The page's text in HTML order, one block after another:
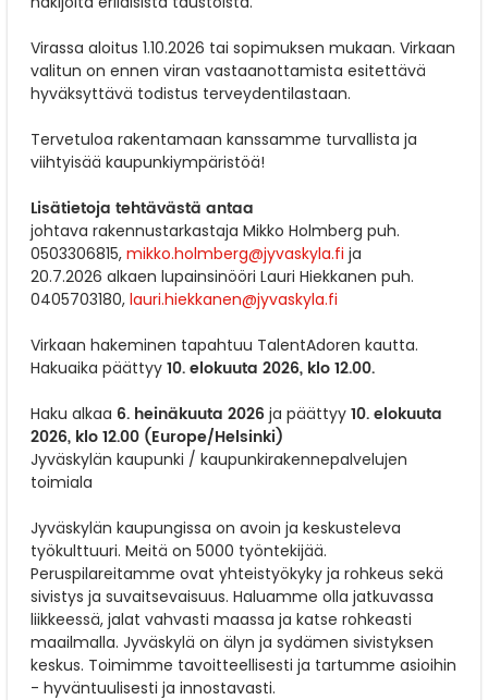
Virassa aloitus 1.10.2026 tai sopimuksen mukaan. Virkaan
valitun on ennen viran vastaanottamista esitettävä
hyväksyttävä todistus terveydentilastaan.
Tervetuloa rakentamaan kanssamme turvallista ja
viihtyisää kaupunkiympäristöä!
Lisätietoja tehtävästä antaa
johtava rakennustarkastaja Mikko Holmberg puh.
0503306815, mikko.holmberg@jyvaskyla.fi ja
20.7.2026 alkaen lupainsinööri Lauri Hiekkanen puh.
0405703180, lauri.hiekkanen@jyvaskyla.fi
Virkaan hakeminen tapahtuu TalentAdoren kautta.
Hakuaika päättyy 10. elokuuta 2026, klo 12.00.
Haku alkaa 6. heinäkuuta 2026 ja päättyy 10. elokuuta
2026, klo 12.00 (Europe/Helsinki)
Jyväskylän kaupunki / kaupunkirakennepalvelujen
toimiala
Jyväskylän kaupungissa on avoin ja keskusteleva
työkulttuuri. Meitä on 5000 työntekijää.
Peruspilareitamme ovat yhteistyökyky ja rohkeus sekä
sivistys ja suvaitsevaisuus. Haluamme olla jatkuvassa
liikkeessä, jalat vahvasti maassa ja katse rohkeasti
maailmalla. Jyväskylä on älyn ja sydämen sivistyksen
keskus. Toimimme tavoitteellisesti ja tartumme asioihin
- hyväntuulisesti ja innostavasti.